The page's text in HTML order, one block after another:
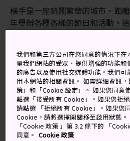
橫手是一座熱鬧繁華的城市，距
年舉辦各種各樣的節日和活動。
我們和第三方公司在您同意的情況下
量我們網站的受眾、提供增強的功能
的廣告以及使用社交媒體功能。我們
用本網站的相關資訊。 如需詳細資訊
策」和「Cookie 設定」。 如果您同意
點選「接受所有 Cookie」。如果您拒
請點選 「拒絕所有 Cookie」。如果您
Cookie，請將選擇開關移至啟用狀態
「Cookie 政策 」第 3.2 條下的 「
同意。 Cookie 政策